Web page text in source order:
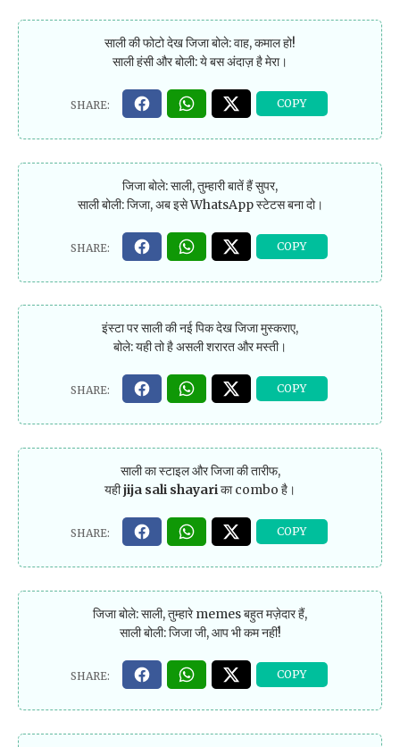
साली की फोटो देख जिजा बोले: वाह, कमाल हो!
साली हंसी और बोली: ये बस अंदाज़ है मेरा।
जिजा बोले: साली, तुम्हारी बातें हैं सुपर,
साली बोली: जिजा, अब इसे WhatsApp स्टेटस बना दो।
इंस्टा पर साली की नई पिक देख जिजा मुस्कराए,
बोले: यही तो है असली शरारत और मस्ती।
साली का स्टाइल और जिजा की तारीफ,
यहीjija sali shayariका combo है।
जिजा बोले: साली, तुम्हारे memes बहुत मज़ेदार हैं,
साली बोली: जिजा जी, आप भी कम नहीं!